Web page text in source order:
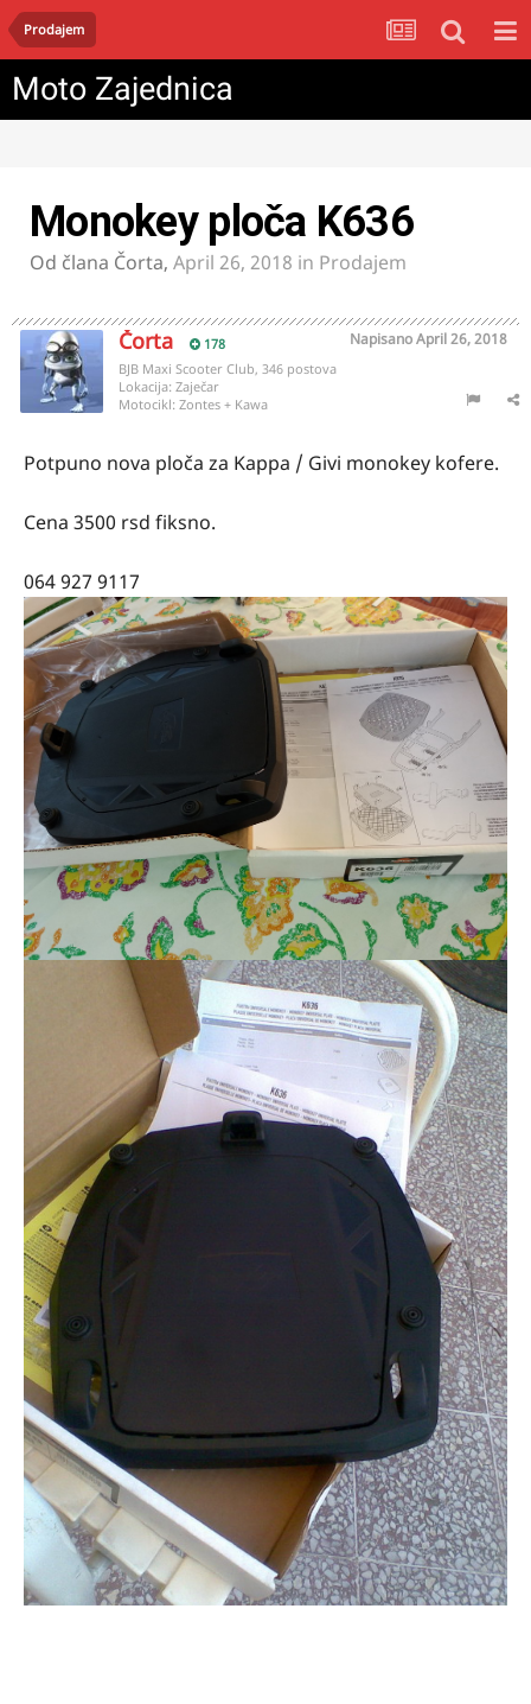
Prodajem
Moto Zajednica
Monokey ploča K636
Od člana Čorta, April 26, 2018 in Prodajem
Čorta 178 NapisanoApril 26, 2018
BJB Maxi Scooter Club, 346 postova
Lokacija: Zaječar
Motocikl: Zontes + Kawa
Potpuno nova ploča za Kappa / Givi monokey kofere.
Cena 3500 rsd fiksno.
064 927 9117